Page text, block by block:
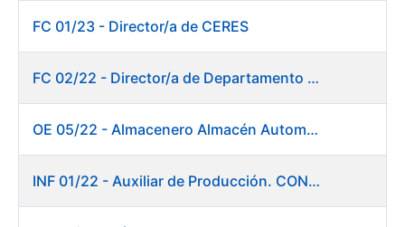
Mostrar/Ocultar
Mostrar/Ocultar
Mostrar/Ocultar
FC 01/23 - Director/a de CERES
FC 02/22 - Director/a de Departamento de Fábrica de Papel en Burgos
OE 05/22 - Almacenero Almacén Automático
INF 01/22 - Auxiliar de Producción. CONSOLIDACIÓN EMPLEO TEMPORAL